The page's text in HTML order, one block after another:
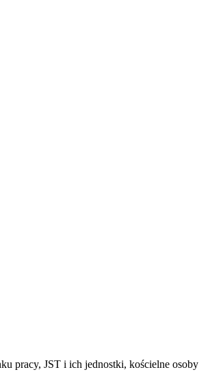
pracy, JST i ich jednostki, kościelne osoby